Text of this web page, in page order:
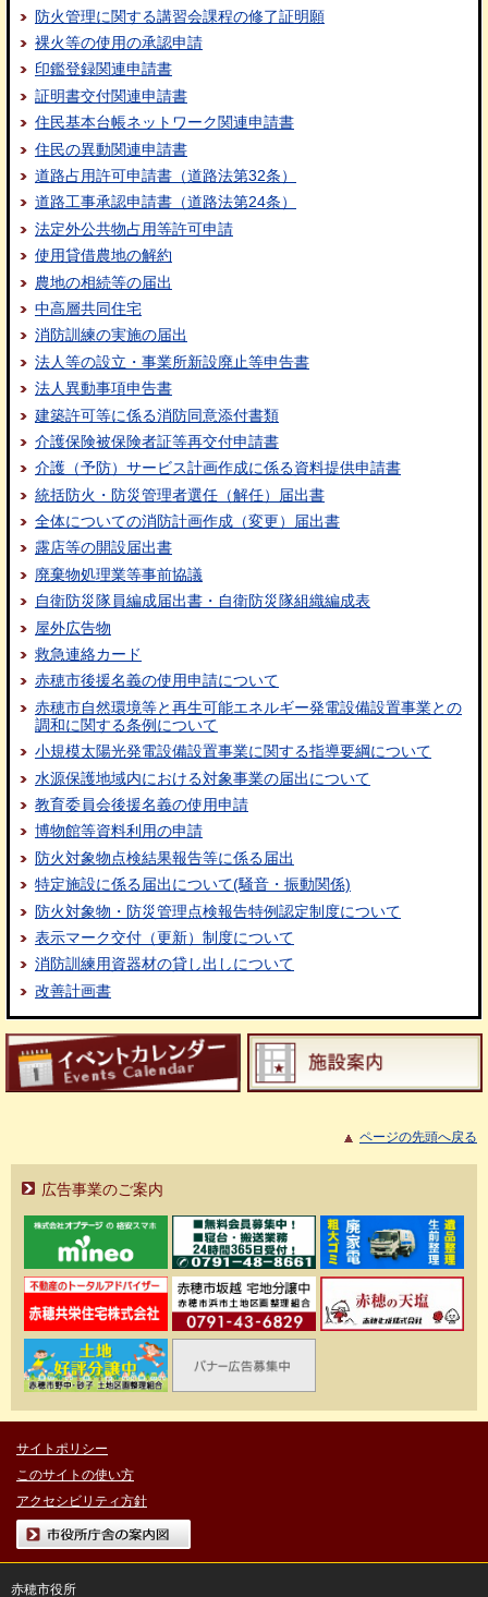
防火管理に関する講習会課程の修了証明願
裸火等の使用の承認申請
印鑑登録関連申請書
証明書交付関連申請書
住民基本台帳ネットワーク関連申請書
住民の異動関連申請書
道路占用許可申請書（道路法第32条）
道路工事承認申請書（道路法第24条）
法定外公共物占用等許可申請
使用貸借農地の解約
農地の相続等の届出
中高層共同住宅
消防訓練の実施の届出
法人等の設立・事業所新設廃止等申告書
法人異動事項申告書
建築許可等に係る消防同意添付書類
介護保険被保険者証等再交付申請書
介護（予防）サービス計画作成に係る資料提供申請書
統括防火・防災管理者選任（解任）届出書
全体についての消防計画作成（変更）届出書
露店等の開設届出書
廃棄物処理業等事前協議
自衛防災隊員編成届出書・自衛防災隊組織編成表
屋外広告物
救急連絡カード
赤穂市後援名義の使用申請について
赤穂市自然環境等と再生可能エネルギー発電設備設置事業との
調和に関する条例について
小規模太陽光発電設備設置事業に関する指導要綱について
水源保護地域内における対象事業の届出について
教育委員会後援名義の使用申請
博物館等資料利用の申請
防火対象物点検結果報告等に係る届出
特定施設に係る届出について(騒音・振動関係)
防火対象物・防災管理点検報告特例認定制度について
表示マーク交付（更新）制度について
消防訓練用資器材の貸し出しについて
改善計画書
ページの先頭へ戻る
広告事業のご案内
サイトポリシー
このサイトの使い方
アクセシビリティ方針
市役所庁舎の案内図
赤穂市役所